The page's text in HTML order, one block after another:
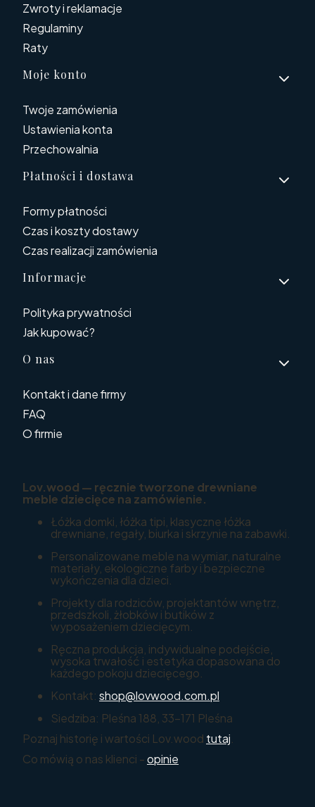
Zwroty i reklamacje
Regulaminy
Raty
Moje konto
Twoje zamówienia
Ustawienia konta
Przechowalnia
Płatności i dostawa
Formy płatności
Czas i koszty dostawy
Czas realizacji zamówienia
Informacje
Polityka prywatności
Jak kupować?
O nas
Kontakt i dane firmy
FAQ
O firmie
Lov.wood — ręcznie tworzone drewniane
meble dziecięce na zamówienie.
Łóżka domki, łóżka tipi, klasyczne łóżka
drewniane, regały, biurka i skrzynie na zabawki.
Personalizowane meble na wymiar, naturalne
materiały, ekologiczne farby i bezpieczne
wykończenia dla dzieci.
Projekty dla rodziców, projektantów wnętrz,
przedszkoli, żłobków i butików z
wyposażeniem dziecięcym.
Ręczna produkcja, indywidualne podejście,
wysoka trwałość i estetyka dopasowana do
każdego pokoju dziecięcego.
Kontakt: shop@lovwood.com.pl
Siedziba: Pleśna 188, 33-171 Pleśna
Poznaj historię i wartości Lov.wood tutaj
Co mówią o nas klienci -opinie